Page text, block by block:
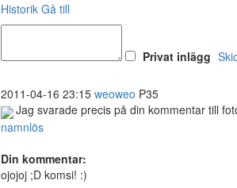
Historik Gå till
Privat inlägg
2011-04-16 23:15 weoweo P35
Jag svarade precis på din kommentar till
namnlös
Din kommentar:
ojojoj ;D komsi! :)